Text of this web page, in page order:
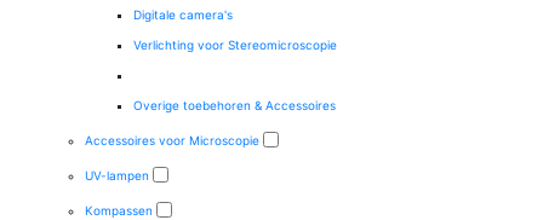
Digitale camera's
Verlichting voor Stereomicroscopie
Overige toebehoren & Accessoires
Accessoires voor Microscopie
UV-lampen
Kompassen